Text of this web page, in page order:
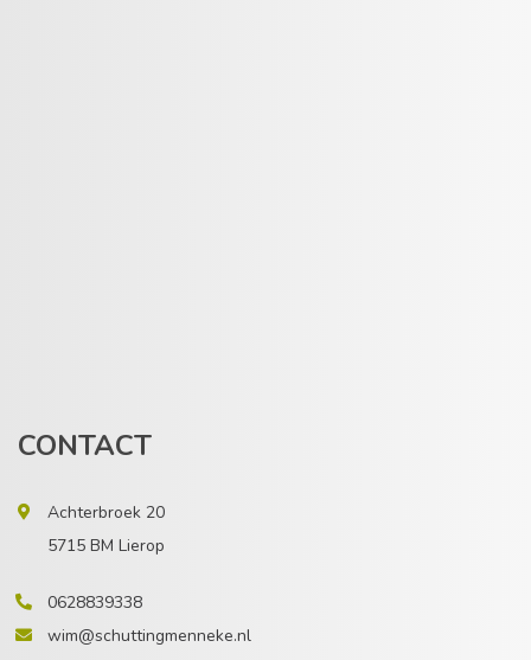
CONTACT
Achterbroek 20
5715 BM Lierop
0628839338
wim@schuttingmenneke.nl